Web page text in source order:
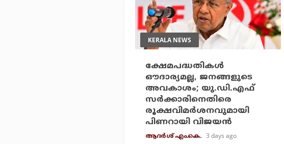
KERALA NEWS
ക്ഷേമപദ്ധതികള്‍
ഔദാര്യമല്ല, ജനങ്ങളുടെ
അവകാശം; യു.ഡി.എഫ്
സര്‍ക്കാരിനെതിരെ
രൂക്ഷവിമര്‍ശനവുമായി
പിണറായി വിജയന്‍
ആദർശ് എം.കെ. 3 days ago